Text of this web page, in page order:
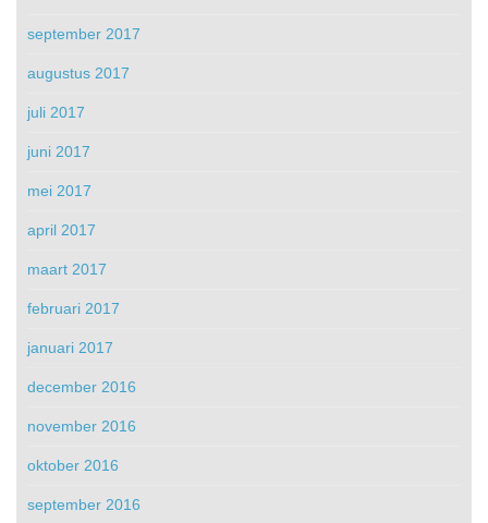
september 2017
augustus 2017
juli 2017
juni 2017
mei 2017
april 2017
maart 2017
februari 2017
januari 2017
december 2016
november 2016
oktober 2016
september 2016